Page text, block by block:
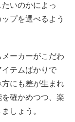
いのかによっ
プを選べるよう
ーカーがこだわ
テムばかりで
にも差が生まれ
確かめつつ、楽
しょう。